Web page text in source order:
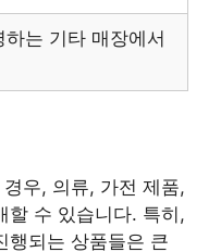
하는 기타 매장에서
우, 의류, 가전 제품,
할 수 있습니다. 특히,
행되는 상품들은 큰